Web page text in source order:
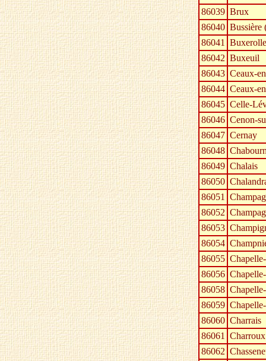
86039 Brux
86040 Bussière
86041
86042 Buxeuil
86043 Ceaux-
86044 Ceaux-
86045 Celle-
86046 Cenon-
86047 Cernay
86048
86049 Chalais
86050
86051
86052
86053
86054
86055
86056
86058
86059
86060 Charrais
86061 Charroux
86062